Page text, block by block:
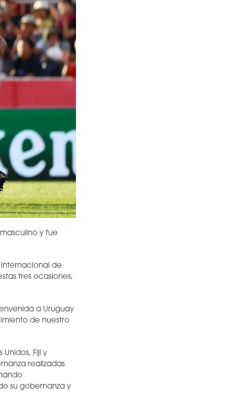
y fue
de
tres ocasiones,
a Uruguay
de nuestro
Fiji y
realizadas
su gobernanza y